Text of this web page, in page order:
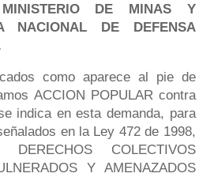
DE MINAS Y
NACIONAL DE DEFENSA
como aparece al pie de
ACCION POPULAR contra
indica en esta demanda, para
en la Ley 472 de 1998,
COLECTIVOS
Y AMENAZADOS